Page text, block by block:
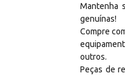
Mantenha
genuínas!
Compre
outros.
Peças de